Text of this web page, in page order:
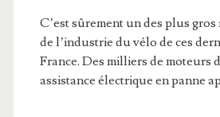
C’est sûrement un des plus
de l’industrie du vélo de ces
France. Des milliers de moteurs
assistance électrique en panne